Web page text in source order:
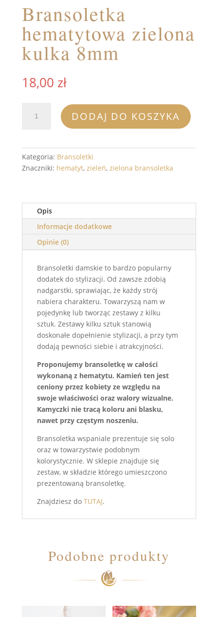
Bransoletka
hematytowa zielona
kulka 8mm
18,00 zł
Bransoletka
kulka
8mm
DODAJ DO KOSZYKA
Kategoria: Bransoletki
Znaczniki: hematyt, zieleń, zielona bransoletka
Opis
Informacje dodatkowe
Opinie (0)
Bransoletki damskie to bardzo popularny
dodatek do stylizacji. Od zawsze zdobią
nadgarstki, sprawiając, że każdy strój
nabiera charakteru. Towarzyszą nam w
pojedynkę lub tworząc zestawy z kilku
sztuk. Zestawy kilku sztuk stanowią
doskonałe dopełnienie stylizacji, a przy tym
dodają pewności siebie i atrakcyjności.
Proponujemy bransoletkę w całości
wykonaną z hematytu. Kamień ten jest
ceniony przez kobiety ze względu na
swoje właściwości oraz walory wizualne.
Kamyczki nie tracą koloru ani blasku,
nawet przy częstym noszeniu.
Bransoletka wspaniale prezentuje się solo
oraz w towarzystwie podobnym
kolorystycznie. W sklepie znajduje się
zestaw, w składzie którego umieszczono
prezentowaną bransoletkę.
Znajdziesz do TUTAJ.
Podobne produkty